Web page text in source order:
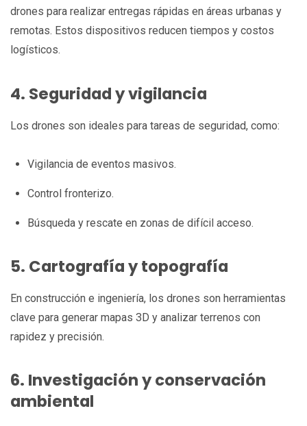
drones para realizar entregas rápidas en áreas urbanas y
remotas. Estos dispositivos reducen tiempos y costos
logísticos.
4. Seguridad y vigilancia
Los drones son ideales para tareas de seguridad, como:
Vigilancia de eventos masivos.
Control fronterizo.
Búsqueda y rescate en zonas de difícil acceso.
5. Cartografía y topografía
En construcción e ingeniería, los drones son herramientas
clave para generar mapas 3D y analizar terrenos con
rapidez y precisión.
6. Investigación y conservación
ambiental